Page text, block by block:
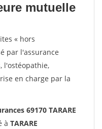
mutuelle
« hors
par l'assurance
l'ostéopathie,
en charge par la
69170 TARARE
à TARARE